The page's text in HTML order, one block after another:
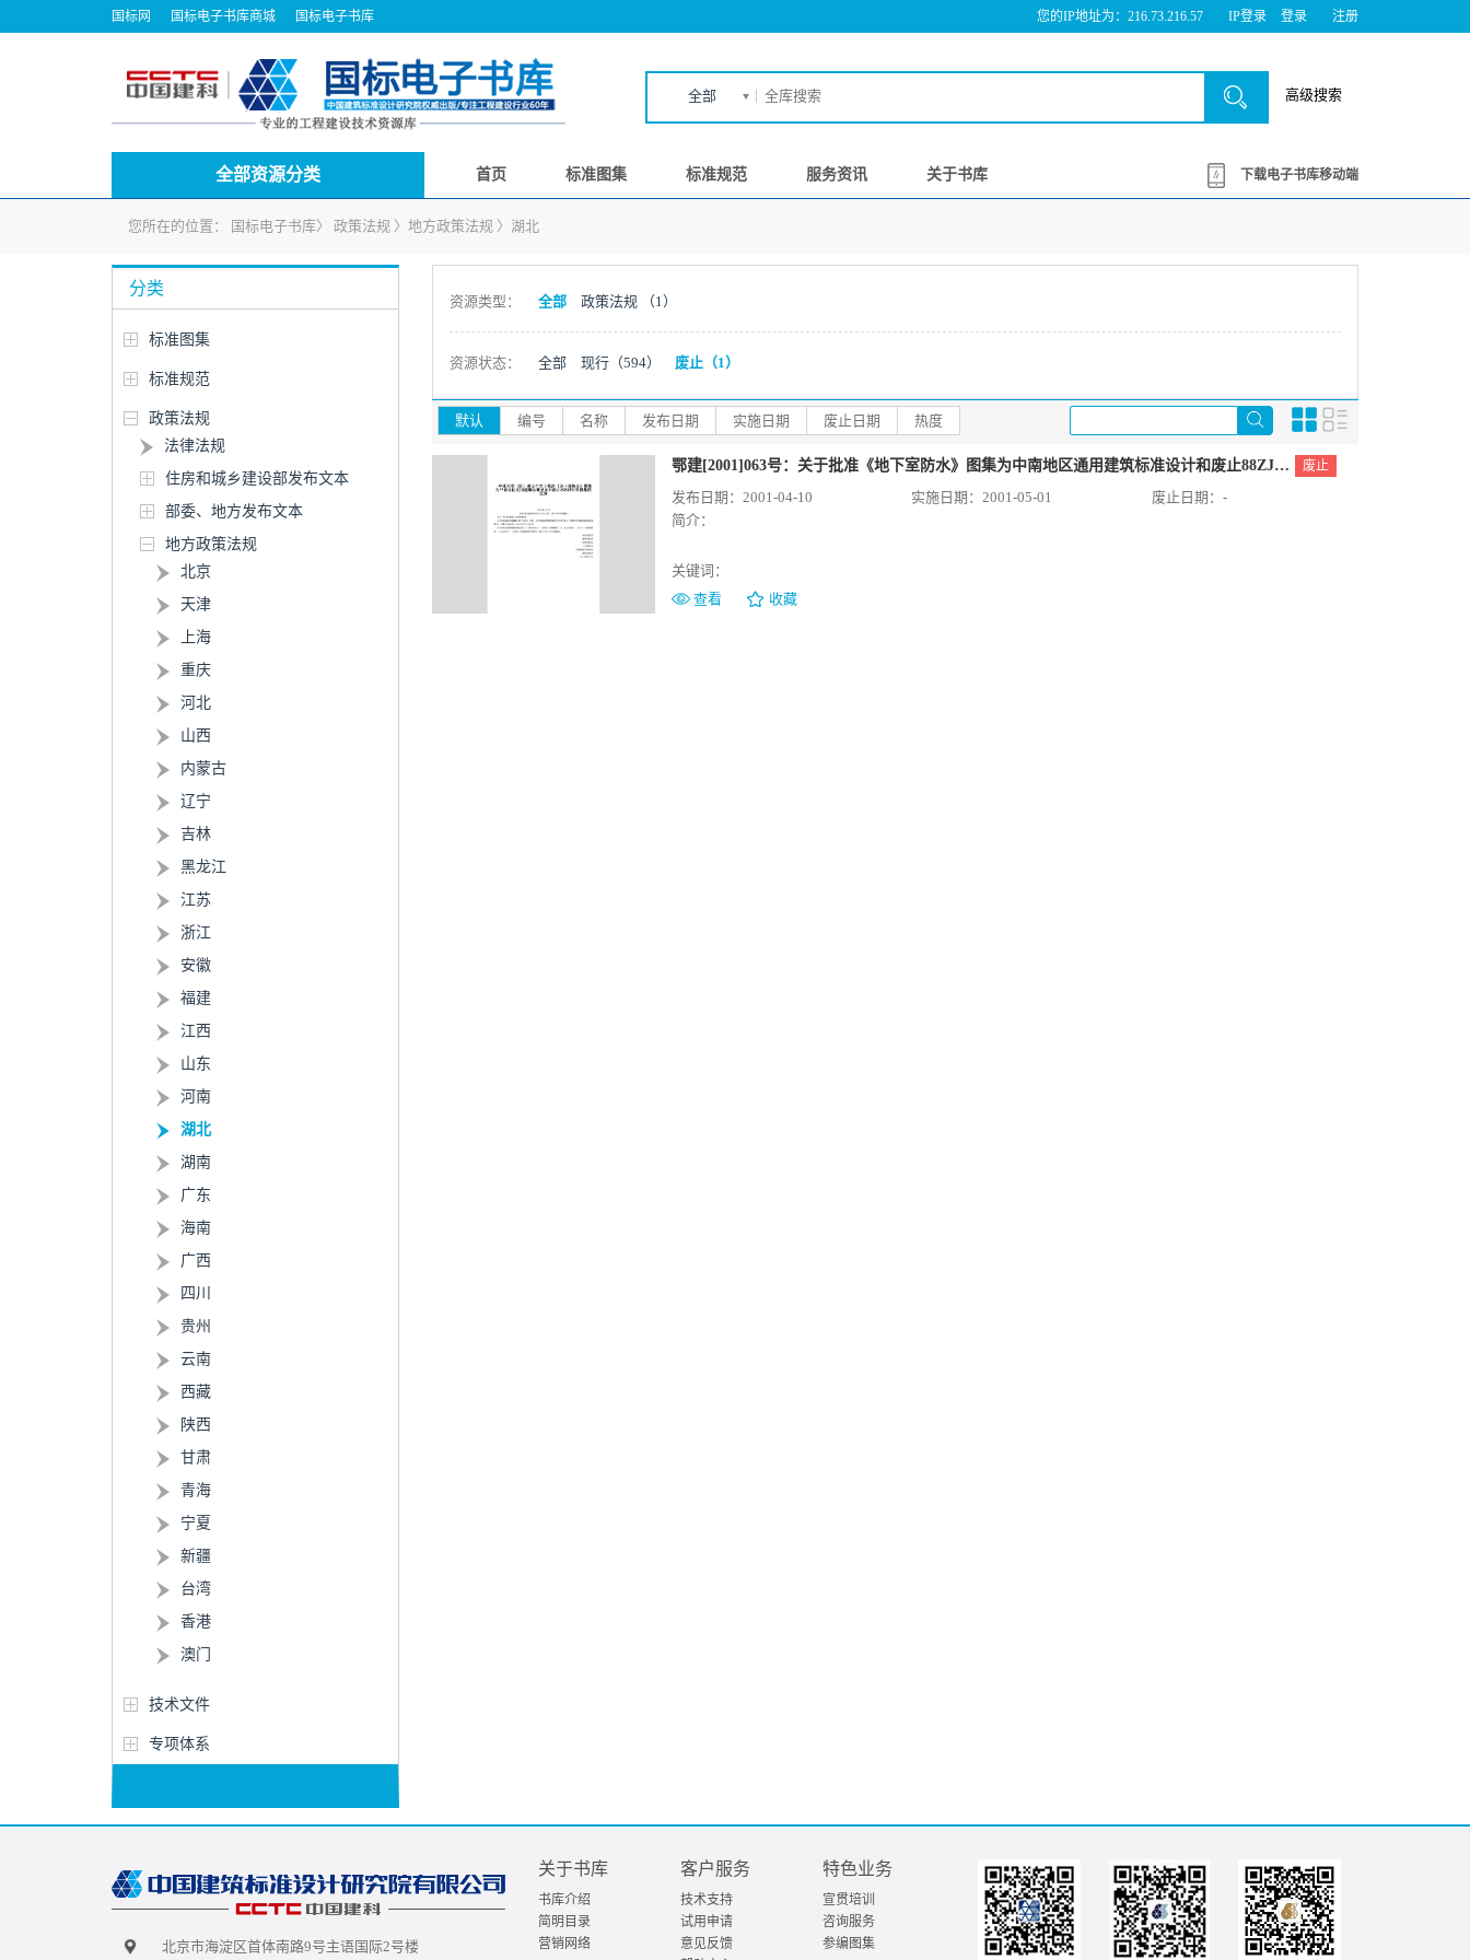
国标网 国标电子书库商城 国标电子书库 您的IP地址为：216.73.216.57 IP登录 登录 注册
全部 高级搜索
全部资源分类 首页 标准图集 标准规范 服务资讯 关于书库 下载电子书库移动端
您所在的位置： 国标电子书库〉 政策法规 〉 地方政策法规 〉 湖北
分类
标准图集
标准规范
政策法规
法律法规
住房和城乡建设部发布文本
部委、地方发布文本
地方政策法规
北京
天津
上海
重庆
河北
山西
内蒙古
辽宁
吉林
黑龙江
江苏
浙江
安徽
福建
江西
山东
河南
湖北
湖南
广东
海南
广西
四川
贵州
云南
西藏
陕西
甘肃
青海
宁夏
新疆
台湾
香港
澳门
技术文件
专项体系
资源类型： 全部 政策法规 （1）
资源状态： 全部 现行 （594） 废止 （1）
默认 编号 名称 发布日期 实施日期 废止日期 热度
鄂建[2001]063号：关于批准《地下室防水》图集为中南地区通用建筑标准设计和废止88ZJ311等图集的通知 废止
发布日期：2001-04-10 实施日期：2001-05-01
废止日期：-
简介：
关键词：
查看
收藏
北京市海淀区首体南路9号主语国际2号楼
关于书库
书库介绍
简明目录
营销网络
客户服务
技术支持
试用申请
意见反馈
特色业务
宣贯培训
咨询服务
参编图集